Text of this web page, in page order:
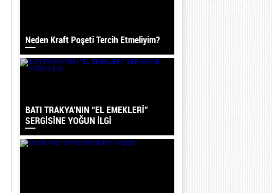
Neden Kraft Poşeti Tercih Etmeliyim?
BATI TRAKYA’NIN “EL EMEKLERİ”
SERGİSİNE YOĞUN İLGİ